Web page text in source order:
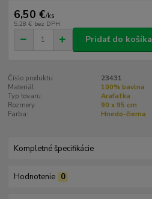
6,50 €/ks
5,28 € bez DPH
Pridať do košíka
Číslo produktu:
23431
Materiál:
100% bavlna
Typ tovaru:
Arafatka
Rozmery:
90 x 95 cm
Farba:
Hnedo-čierna
Kompletné špecifikácie
Hodnotenie 0